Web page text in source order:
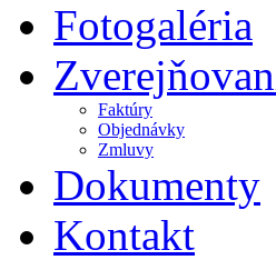
Fotogaléria
Faktúry
Objednávky
Zmluvy
Dokumenty
Kontakt